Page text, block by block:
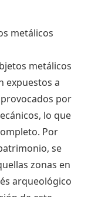
metálicos
metálicos
expuestos a
por
lo que
Por
se
zonas en
arqueológico